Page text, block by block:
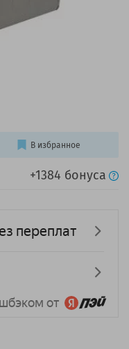
+1384 бонуса
В избранное